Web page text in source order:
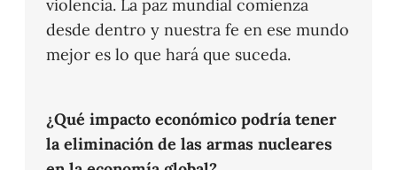
violencia. La paz mundial comienza
desde dentro y nuestra fe en ese mundo
mejor es lo que hará que suceda.
¿Qué impacto económico podría tener
la eliminación de las armas nucleares